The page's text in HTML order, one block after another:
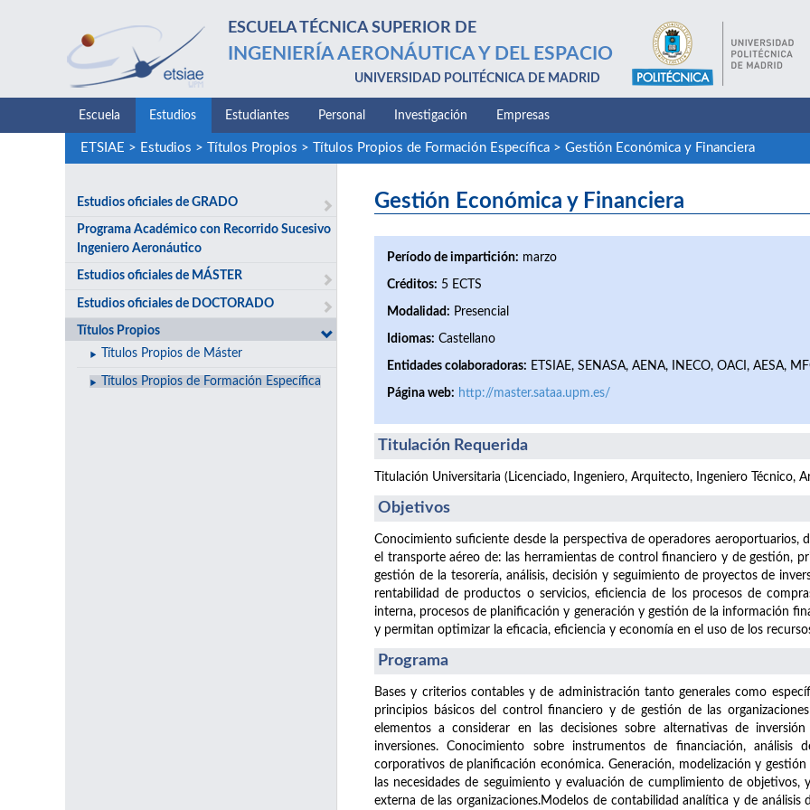
ESCUELA TÉCNICA SUPERIOR DE
INGENIERÍA AERONÁUTICA Y DEL ESPACIO
UNIVERSIDAD POLITÉCNICA DE MADRID
Escuela Estudios Estudiantes Personal Investigación Empresas
ETSIAE > Estudios > Títulos Propios > Títulos Propios de Formación Específica> Gestión Económica y Financiera
Estudios oficiales de GRADO
Programa Académico con Recorrido Sucesivo
Ingeniero Aeronáutico
Estudios oficiales de MÁSTER
Estudios oficiales de DOCTORADO
Títulos Propios
Títulos Propios de Máster
Títulos Propios de Formación Específica
Gestión Económica y Financiera
Período de impartición: marzo
Créditos: 5 ECTS
Modalidad: Presencial
Idiomas: Castellano
Entidades colaboradoras: ETSIAE, SENASA, AENA, INECO, OACI, AESA,
Página web: http://master.sataa.upm.es/
Titulación Requerida
Titulación Universitaria (Licenciado, Ingeniero, Arquitecto, Ingeniero Técnico,
Objetivos
Conocimiento suficiente desde la perspectiva de operadores aeroportuarios,
el transporte aéreo de: las herramientas de control financiero y de gestión,
gestión de la tesorería, análisis, decisión y seguimiento de proyectos de
rentabilidad de productos o servicios, eficiencia de los procesos de
interna, procesos de planificación y generación y gestión de la información
y permitan optimizar la eficacia, eficiencia y economía en el uso de los
Programa
Bases y criterios contables y de administración tanto generales como
principios básicos del control financiero y de gestión de las
elementos a considerar en las decisiones sobre alternativas de
inversiones. Conocimiento sobre instrumentos de financiación,
corporativos de planificación económica. Generación, modelización y
las necesidades de seguimiento y evaluación de cumplimiento de
externa de las organizaciones.Modelos de contabilidad analítica y de